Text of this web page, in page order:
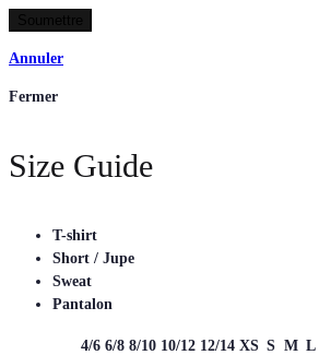
Annuler
Fermer
Size Guide
T-shirt
Short / Jupe
Sweat
Pantalon
4/6 6/8 8/10 10/12 12/14 XS S M L